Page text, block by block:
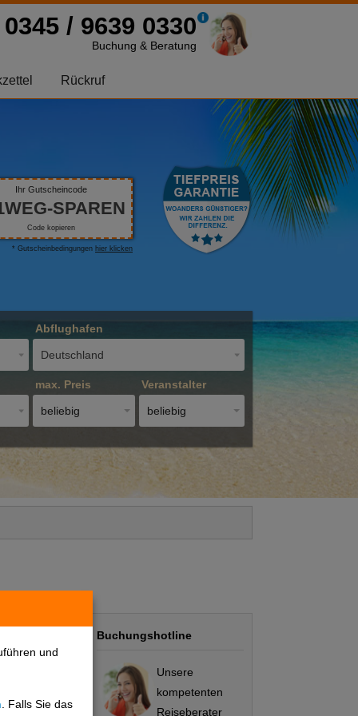
und
. Falls Sie das
0345 / 9639 0330
Buchung & Beratung
Rückruf
Ihr Gutscheincode
SPAREN
Code kopieren
* Gutscheinbedingungen hier klicken
Abflughafen
Deutschland
max. Preis
beliebig
Veranstalter
beliebig
Buchungshotline
Unsere
kompetenten
Reiseberater
Preis/Leistung